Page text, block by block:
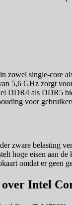
zowel single-core
5,6 GHz zorgt
DDR4 als DDR5
voor
zware belasting
hoge eisen aan de
omdat er geen
over Intel